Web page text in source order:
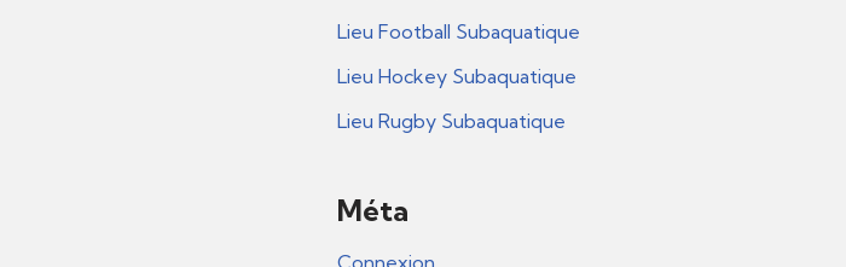
Lieu Football Subaquatique
Lieu Hockey Subaquatique
Lieu Rugby Subaquatique
Méta
Connexion